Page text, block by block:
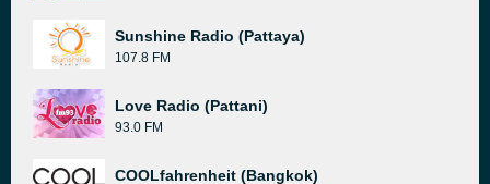
Sunshine Radio (Pattaya)
107.8 FM
Love Radio (Pattani)
93.0 FM
COOLfahrenheit (Bangkok)